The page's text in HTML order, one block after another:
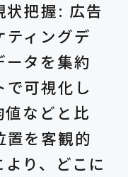
状把握: 広告
ィングデ
ータを集約
で可視化し
などと比
置を客観的
り、どこに